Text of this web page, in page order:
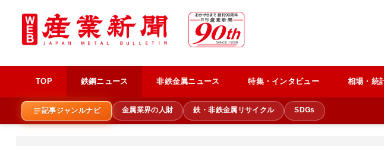
TOP 鉄鋼ニュース 非鉄金属ニュース 特集・インタビュー 相場・統
記事ジャンルナビ 金属業界の人財 鉄・非鉄金属リサイクル SDGs